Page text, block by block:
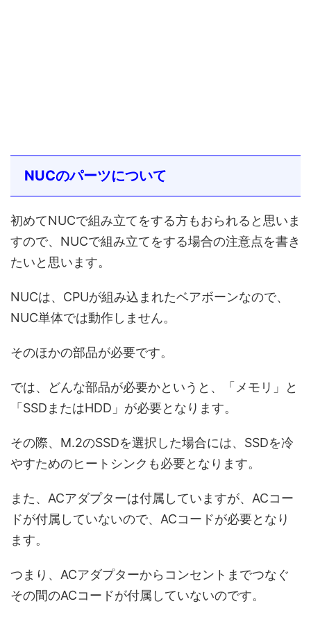
NUCのパーツについて
初めてNUCで組み立てをする方もおられると思いま
すので、NUCで組み立てをする場合の注意点を書き
たいと思います。
NUCは、CPUが組み込まれたベアボーンなので、
NUC単体では動作しません。
そのほかの部品が必要です。
では、どんな部品が必要かというと、「メモリ」と
「SSDまたはHDD」が必要となります。
その際、M.2のSSDを選択した場合には、SSDを冷
やすためのヒートシンクも必要となります。
また、ACアダプターは付属していますが、ACコー
ドが付属していないので、ACコードが必要となり
ます。
つまり、ACアダプターからコンセントまでつなぐ
その間のACコードが付属していないのです。